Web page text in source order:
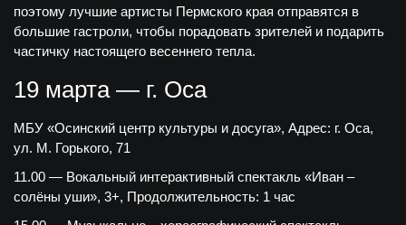
поэтому лучшие артисты Пермского края отправятся в
большие гастроли, чтобы порадовать зрителей и подарить
частичку настоящего весеннего тепла.
19 марта — г. Оса
МБУ «Осинский центр культуры и досуга», Адрес: г. Оса,
ул. М. Горького, 71
11.00 — Вокальный интерактивный спектакль «Иван –
солёны уши», 3+, Продолжительность: 1 час